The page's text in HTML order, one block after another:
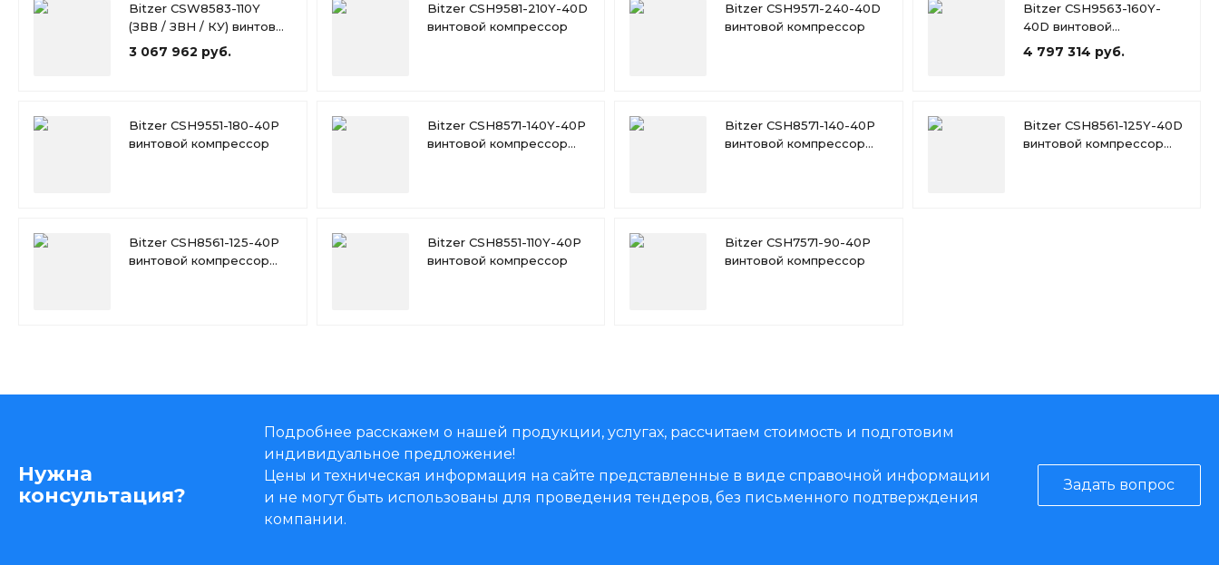
Bitzer CSW8583-110Y
(ЗВВ / ЗВН / КУ) винтовой
компрессор
3 067 962 руб.
Bitzer CSH9581-210Y-40D
винтовой компрессор
Bitzer CSH9571-240-40D
винтовой компрессор
Bitzer CSH9563-160Y-
40D винтовой
компрессор (ЗВВ / ЗВН /
АЗЭ /КУ/ ВО)
4 797 314 руб.
Bitzer CSH9551-180-40P
винтовой компрессор
Bitzer CSH8571-140Y-40P
винтовой компрессор
Bitzer CSH8571-140-40P
винтовой компрессор
Bitzer CSH8561-125Y-40D
винтовой компрессор
Bitzer CSH8561-125-40P
винтовой компрессор
Bitzer CSH8551-110Y-40P
винтовой компрессор
Bitzer CSH7571-90-40P
винтовой компрессор
Нужна
консультация?
Подробнее расскажем о нашей продукции, услугах, рассчитаем стоимость и подготовим
индивидуальное предложение!
Цены и техническая информация на сайте представленные в виде справочной информации
и не могут быть использованы для проведения тендеров, без письменного подтверждения
компании.
Задать вопрос